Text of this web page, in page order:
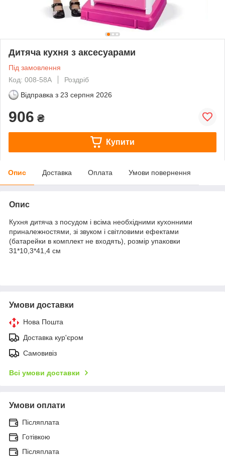
Дитяча кухня з аксесуарами
Під замовлення
Код: 008-58A
Роздріб
Відправка з 23 серпня 2026
906 ₴
Купити
Опис Доставка Оплата Умови повернення
Опис
Кухня дитяча з посудом і всіма необхідними кухонними
приналежностями, зі звуком і світловими ефектами
(батарейки в комплект не входять), розмір упаковки
31*10,3*41,4 см
Умови доставки
Нова Пошта
Доставка кур'єром
Самовивіз
Всі умови доставки
Умови оплати
Післяплата
Готівкою
Післяплата